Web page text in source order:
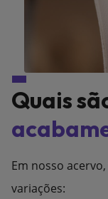
Quais
Em nosso
variações: